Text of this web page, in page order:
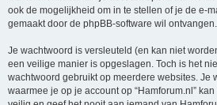
ook de mogelijkheid om in te stellen of je de e-
gemaakt door de phpBB-software wil ontvangen.
Je wachtwoord is versleuteld (en kan niet
een veilige manier is opgeslagen. Toch is het
wachtwoord gebruikt op meerdere websites. Je
waarmee je op je account op “Hamforum.nl”